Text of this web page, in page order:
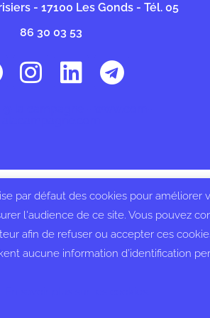
- 17100 Les Gonds - Tél. 05
86 30 03 53
par défaut des cookies pour améliorer
l'audience de ce site. Vous pouvez
afin de refuser ou accepter ces
aucune information d’identification